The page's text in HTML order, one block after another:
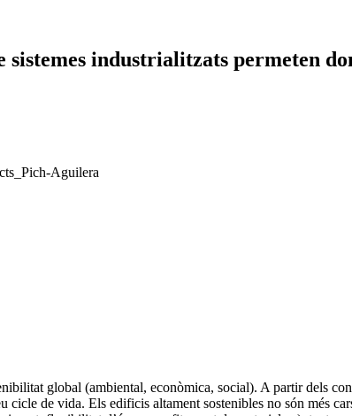
industrialitzats permeten
Aguilera
global (ambiental, econòmica, social). A partir dels
cicle de vida. Els edificis altament sostenibles no són més